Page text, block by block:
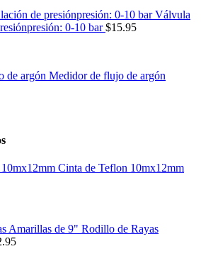
Válvula
0-10 bar $15.95
Medidor de flujo de argón
Cinta de Teflon 10mx12mm
Rodillo de Rayas